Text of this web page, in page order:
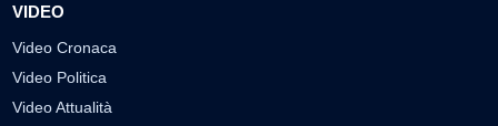
VIDEO
Video Cronaca
Video Politica
Video Attualità